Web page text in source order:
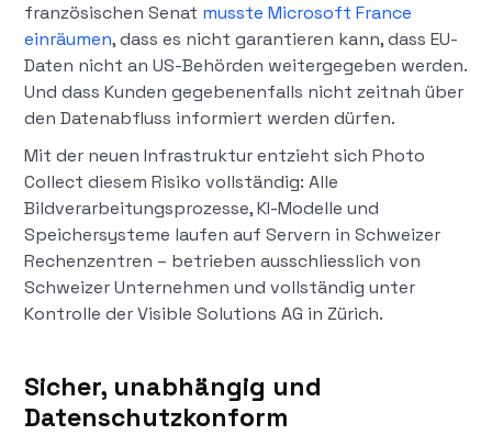
französischen Senat musste Microsoft France
einräumen, dass es nicht garantieren kann, dass EU-
Daten nicht an US-Behörden weitergegeben werden.
Und dass Kunden gegebenenfalls nicht zeitnah über
den Datenabfluss informiert werden dürfen.
Mit der neuen Infrastruktur entzieht sich Photo
Collect diesem Risiko vollständig: Alle
Bildverarbeitungsprozesse, KI-Modelle und
Speichersysteme laufen auf Servern in Schweizer
Rechenzentren – betrieben ausschliesslich von
Schweizer Unternehmen und vollständig unter
Kontrolle der Visible Solutions AG in Zürich.
Sicher, unabhängig und
Datenschutzkonform